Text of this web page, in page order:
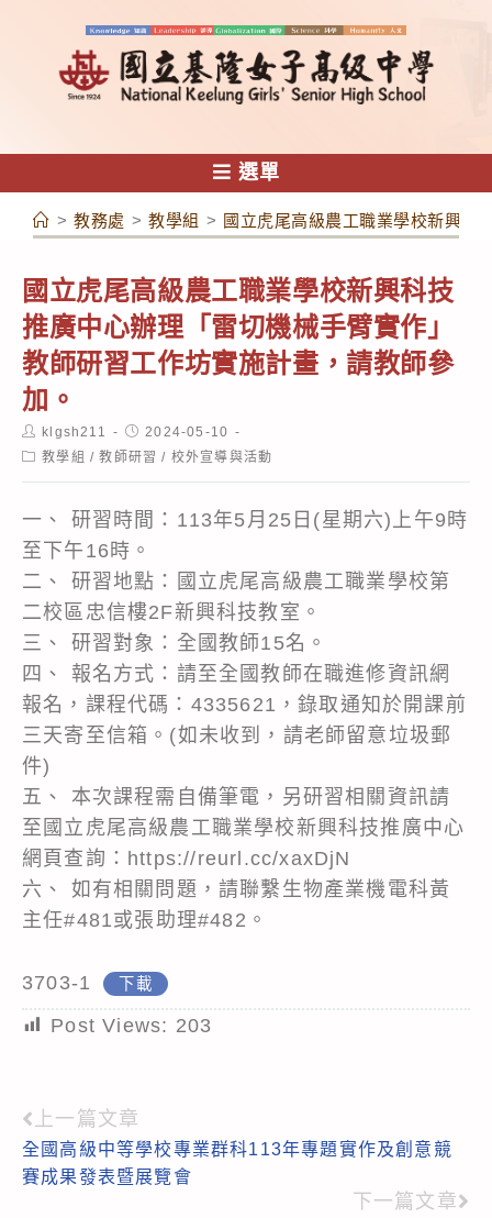
容
選單
> 教務處 > 教學組 > 國立虎尾高級農工職業學校新興科
國立虎尾高級農工職業學校新興科技
推廣中心辦理「雷切機械手臂實作」
教師研習工作坊實施計畫，請教師參
加。
Post
author:
klgsh211
Post
published:
2024-05-10
Post教學組 / 教師研習 / 校外宣導與活動
一、 研習時間：113年5月25日(星期六)上午9時
至下午16時。
二、 研習地點：國立虎尾高級農工職業學校第
二校區忠信樓2F新興科技教室。
三、 研習對象：全國教師15名。
四、 報名方式：請至全國教師在職進修資訊網
報名，課程代碼：4335621，錄取通知於開課前
三天寄至信箱。(如未收到，請老師留意垃圾郵
件)
五、 本次課程需自備筆電，另研習相關資訊請
至國立虎尾高級農工職業學校新興科技推廣中心
網頁查詢：https://reurl.cc/xaxDjN
六、 如有相關問題，請聯繫生物產業機電科黃
主任#481或張助理#482。
3703-1 下載
Post Views: 203
Read
more
上一篇文章
全國高級中等學校專業群科113年專題實作及創意競
賽成果發表暨展覽會
下一篇文章